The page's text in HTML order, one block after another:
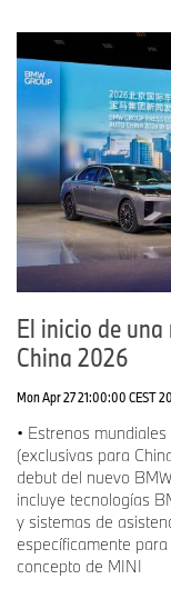
El inicio de
China 2026
Mon Apr 27 21:00:00 CEST
• Estrenos
(exclusivas para
debut del nuevo
incluye tecnologías
y sistemas de
específicamente
concepto de MINI